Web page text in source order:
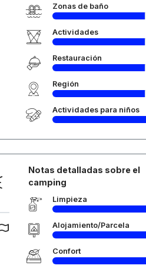
Zonas de baño
Actividades
Restauración
Región
Actividades para niños
Notas detalladas sobre el
camping
Limpieza
Alojamiento/Parcela
Confort